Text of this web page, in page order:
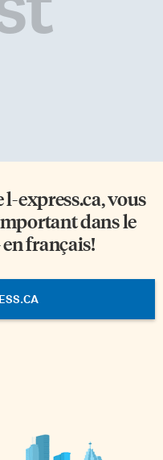
l-express.ca, vous
dans le
français!